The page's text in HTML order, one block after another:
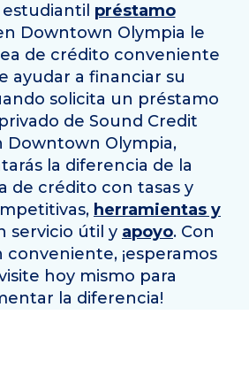
préstamo
Downtown Olympia le
de crédito conveniente
ayudar a financiar su
solicita un préstamo
de Sound Credit
Downtown Olympia,
la diferencia de la
de crédito con tasas y
herramientas y
servicio útil y apoyo. Con
¡esperamos
hoy mismo para
la diferencia!